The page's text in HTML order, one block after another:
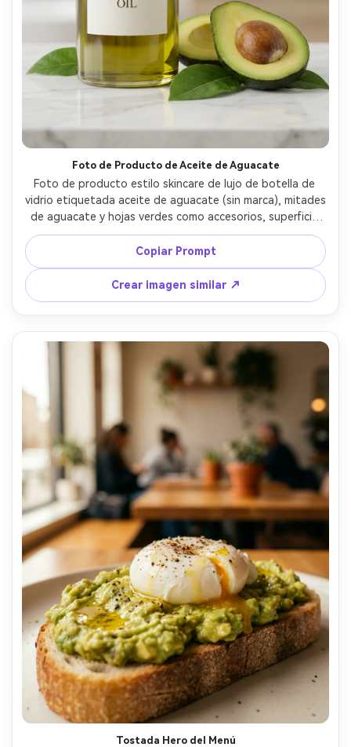
Foto de Producto de Aceite de Aguacate
Foto de producto estilo skincare de lujo de botella de
vidrio etiquetada aceite de aguacate (sin marca), mitades
de aguacate y hojas verdes como accesorios, superficie
de mármol limpia, iluminación de estudio suave y difusa,
reflejos premium, capturada con lente de 90mm, estética
comercial de gama alta, vidrio y líquido ultra-realista --ar
4:5
Copiar Prompt
Crear imagen similar ↗
Tostada Hero del Menú